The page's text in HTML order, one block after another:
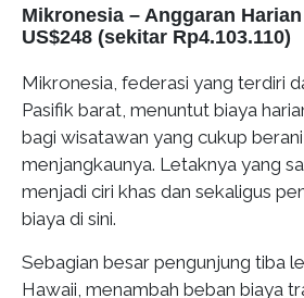
Mikronesia – Anggaran
US$248 (sekitar Rp4.103.110)
Mikronesia, federasi yang terdiri
Pasifik barat, menuntut biaya
bagi wisatawan yang cukup
menjangkaunya. Letaknya yang
menjadi ciri khas dan sekaligus
biaya di sini.
Sebagian besar pengunjung tiba
Hawaii, menambah beban biaya